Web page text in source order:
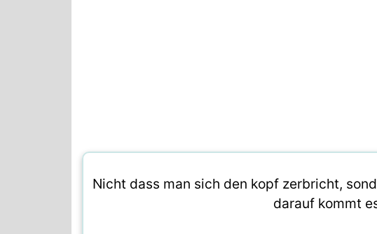
Nicht dass man sich den kopf zerbricht,
darauf kommt